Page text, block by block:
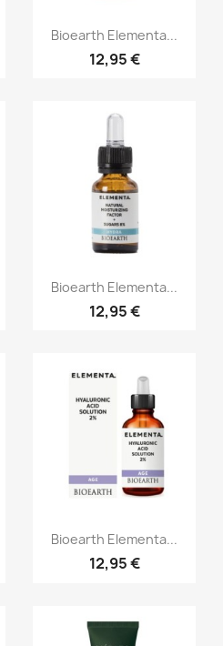
Aperçu rapide
Bioearth Elementa...
12,95 €
Aperçu rapide
Bioearth Elementa...
12,95 €
Aperçu rapide
Bioearth Elementa...
12,95 €